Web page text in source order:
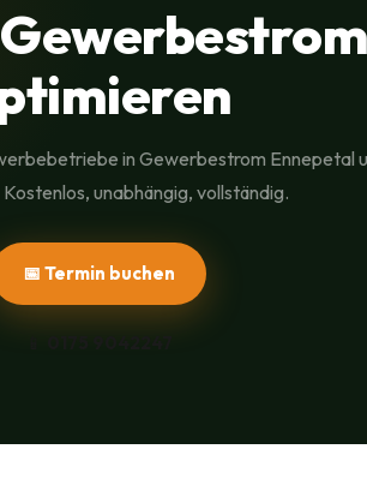
in Gewerbestrom Ennepetal
unabhängig, vollständig.
📅 Termin buchen